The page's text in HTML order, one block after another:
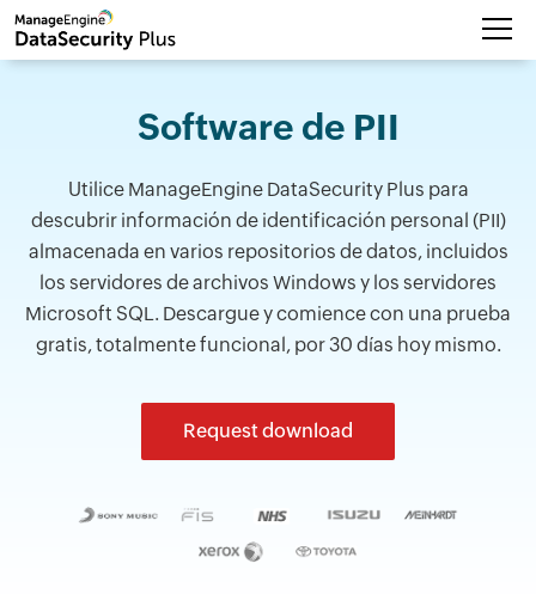
Software de PII
Utilice ManageEngine DataSecurity Plus para
descubrir información de identificación personal (PII)
almacenada en varios repositorios de datos, incluidos
los servidores de archivos Windows y los servidores
Microsoft SQL. Descargue y comience con una prueba
gratis, totalmente funcional, por 30 días hoy mismo.
Request download